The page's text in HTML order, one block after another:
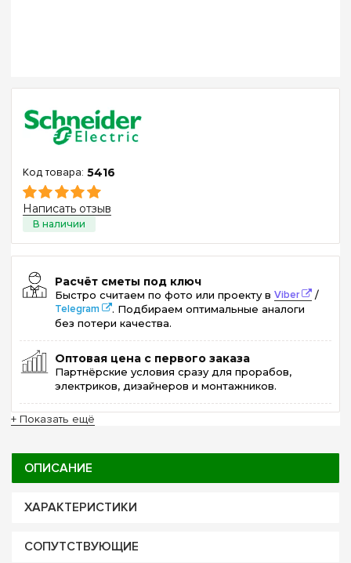
5416
Написать отзыв
Расчёт сметы под ключ
Быстро считаем по фото или проекту в Viber
/
Telegram
. Подбираем оптимальные аналоги
без потери качества.
Оптовая цена с первого заказа
Партнёрские условия сразу для прорабов,
электриков, дизайнеров и монтажников.
+ Показать ещё
ОПИСАНИЕ
ХАРАКТЕРИСТИКИ
СОПУТСТВУЮЩИЕ